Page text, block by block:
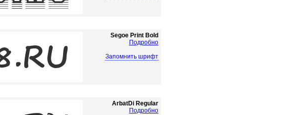
Segoe Print Bold
Подробно
Запомнить шрифт
ArbatDi Regular
Подробно